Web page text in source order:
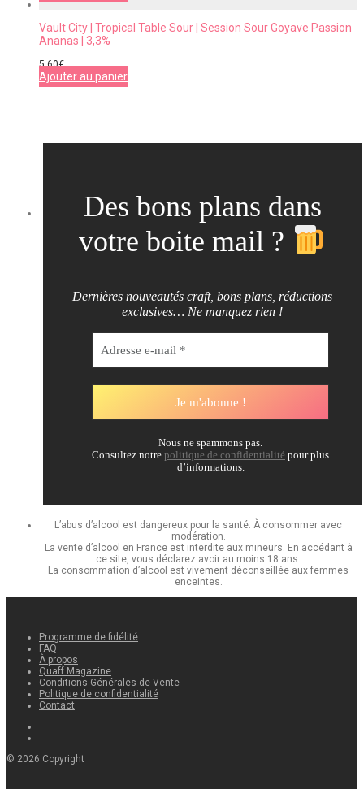
Vault City | Tropical Table Sour | Session Sour Goyave Passion
Ananas | 3,3%
5,60€
Ajouter au panier
Des bons plans dans
votre boite mail ?
Dernières nouveautés craft, bons plans, réductions
exclusives… Ne manquez rien !
Nous ne spammons pas.
Consultez notre politique de confidentialité pour plus
d’informations.
L’abus d’alcool est dangereux pour la santé. À consommer avec
modération.
La vente d’alcool en France est interdite aux mineurs. En accédant à
ce site, vous déclarez avoir au moins 18 ans.
La consommation d’alcool est vivement déconseillée aux femmes
enceintes.
Programme de fidélité
FAQ
À propos
Quaff Magazine
Conditions Générales de Vente
Politique de confidentialité
Contact
© 2026 Copyright